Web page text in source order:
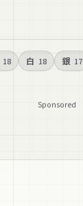
18 白 18 銀 17
Sponsored